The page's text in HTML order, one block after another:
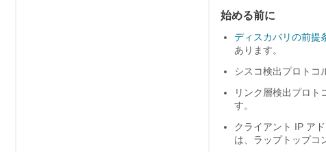
始める前に
ディスカバリの前提
あります。
シスコ検出プロトコ
リンク層検出プロト
す。
クライアント IP ア
は、ラップトップコ